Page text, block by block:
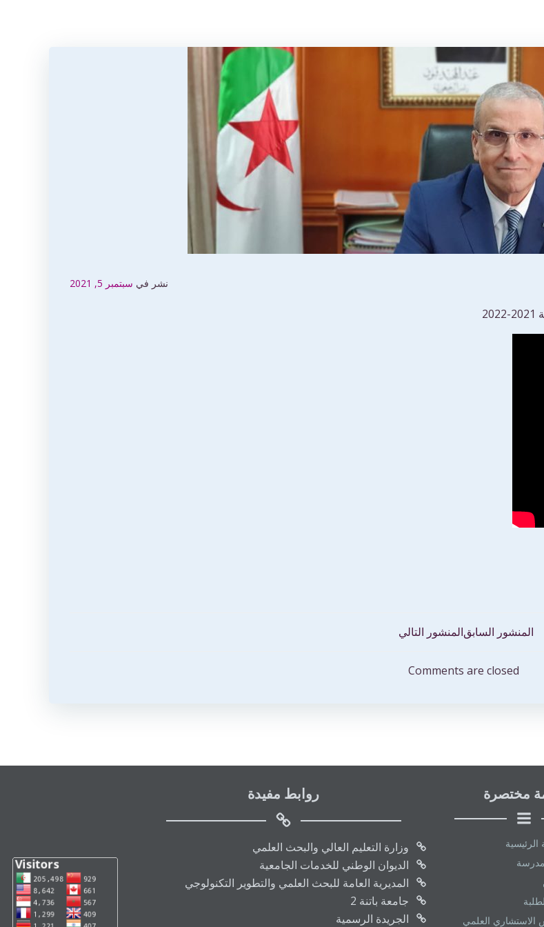
نشر في سبتمبر 5, 2021
المنشور السابقتصفّح
المقالات
المنشور التالي
Comments are closed
مختصرة
الاستشاري العلمي
روابط مفيدة
وزارة التعليم العالي والبحث العلمي
الديوان الوطني للخدمات الجامعية
المديرية العامة للبحث العلمي والتطوير التكنولوجي
جامعة باتنة 2
الجريدة الرسمية